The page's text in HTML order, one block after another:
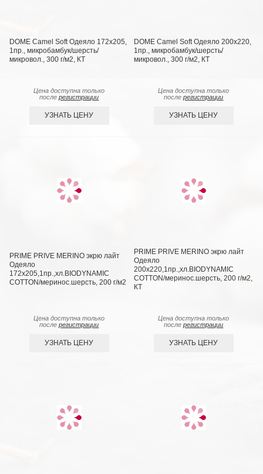
DOME Camel Soft Одеяло 172х205,
1пр., микробамбук/шерсть/
микровол., 300 г/м2, КТ
Цена доступна только
послерегистрации
УЗНАТЬ ЦЕНУ
DOME Camel Soft Одеяло 200х220,
1пр., микробамбук/шерсть/
микровол., 300 г/м2, КТ
Цена доступна только
послерегистрации
УЗНАТЬ ЦЕНУ
PRIME PRIVE MERINO экрю лайт
Одеяло
172х205,1пр.,хл.BIODYNAMIC
COTTON/меринос.шерсть, 200 г/м2
Цена доступна только
послерегистрации
УЗНАТЬ ЦЕНУ
PRIME PRIVE MERINO экрю лайт
Одеяло
200х220,1пр.,хл.BIODYNAMIC
COTTON/меринос.шерсть, 200 г/м2,
КТ
Цена доступна только
послерегистрации
УЗНАТЬ ЦЕНУ